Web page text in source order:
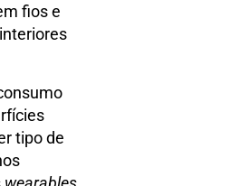
fios e
tipo de